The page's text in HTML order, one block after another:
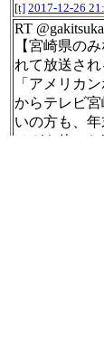
[t] 2017-12-26
RT
【宮崎県の
れて放送さ
「アメリカ
からテレビ
いの方も、
はガキ使でお